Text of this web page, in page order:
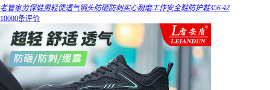
老管家劳保鞋男轻便透气钢头防砸防刺实心耐磨工作安全鞋防护鞋356 42
10000条评价